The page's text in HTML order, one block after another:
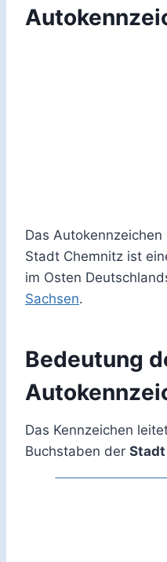
Das
Stadt Chemnitz ist
im Osten
Sachsen.
Bedeutung
Das Kennzeichen
Buchstaben der